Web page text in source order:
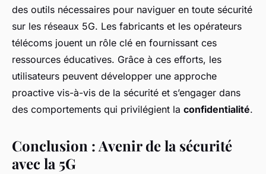
des outils nécessaires pour naviguer en toute sécurité
sur les réseaux 5G. Les fabricants et les opérateurs
télécoms jouent un rôle clé en fournissant ces
ressources éducatives. Grâce à ces efforts, les
utilisateurs peuvent développer une approche
proactive vis-à-vis de la sécurité et s’engager dans
des comportements qui privilégient la confidentialité.
Conclusion : Avenir de la sécurité
avec la 5G